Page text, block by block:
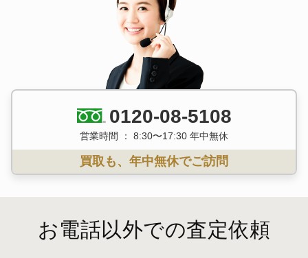
0120-08-5108
営業時間 ： 8:30〜17:30 年中無休
買取も、年中無休でご訪問
お電話以外での査定依頼